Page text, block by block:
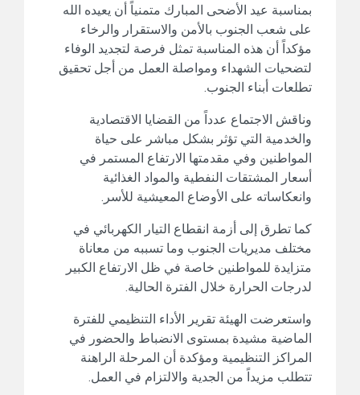
بمناسبة عيد الأضحى المبارك متمنياً أن يعيده الله
على شعب الجنوب بالأمن والاستقرار والرخاء
مؤكداً أن هذه المناسبة تمثل فرصة لتجديد الوفاء
لتضحيات الشهداء ومواصلة العمل من أجل تحقيق
تطلعات أبناء الجنوب.
وناقش الاجتماع عدداً من القضايا الاقتصادية
والخدمية التي تؤثر بشكل مباشر على حياة
المواطنين وفي مقدمتها الارتفاع المستمر في
أسعار المشتقات النفطية والمواد الغذائية
وانعكاساته على الأوضاع المعيشية للأسر.
كما تطرق إلى أزمة انقطاع التيار الكهربائي في
مختلف مديريات الجنوب وما تسببه من معاناة
متزايدة للمواطنين خاصة في ظل الارتفاع الكبير
لدرجات الحرارة خلال الفترة الحالية.
واستعرضت الهيئة تقرير الأداء التنظيمي للفترة
الماضية مشيدة بمستوى الانضباط والحضور في
المراكز التنظيمية ومؤكدة أن المرحلة الراهنة
تتطلب مزيداً من الجدية والالتزام في العمل.